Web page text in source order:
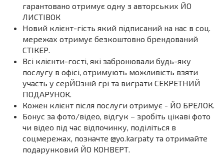
гарантовано отримує одну з авторських ЙО
ЛИСТІВОК
Новий клієнт-гість який підписаний на нас в соц.
мережах отримує безкоштовно брендований
СТІКЕР.
Всі клієнти-гості, які забронювали будь-яку
послугу в офісі, отримують можливість взяти
участь у серЙОзній грі та виграти СЕКРЕТНИЙ
ПОДАРУНОК.
Кожен клієнт після послуги отримує - ЙО БРЕЛОК.
Бонус за фото/відео, відгук – зробіть цікаві фото
чи відео під час відпочинку, поділіться в
соцмережах, позначте @yo.karpaty та отримайте
подарунковий ЙО КОНВЕРТ.